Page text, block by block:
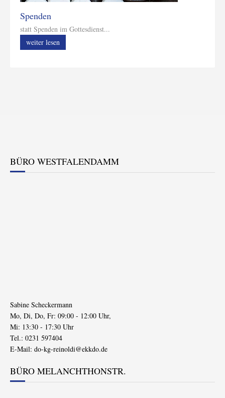
Spenden
statt Spenden im Gottesdienst...
weiter lesen
BÜRO WESTFALENDAMM
Sabine Scheckermann
Mo, Di, Do, Fr: 09:00 - 12:00 Uhr,
Mi: 13:30 - 17:30 Uhr
Tel.: 0231 597404
E-Mail: do-kg-reinoldi@ekkdo.de
BÜRO MELANCHTHONSTR.